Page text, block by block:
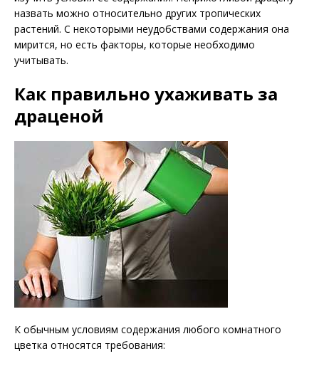
назвать можно относительно других тропических
растений. С некоторыми неудобствами содержания она
мирится, но есть факторы, которые необходимо
учитывать.
Как правильно ухаживать за
драценой
К обычным условиям содержания любого комнатного
цветка относятся требования: